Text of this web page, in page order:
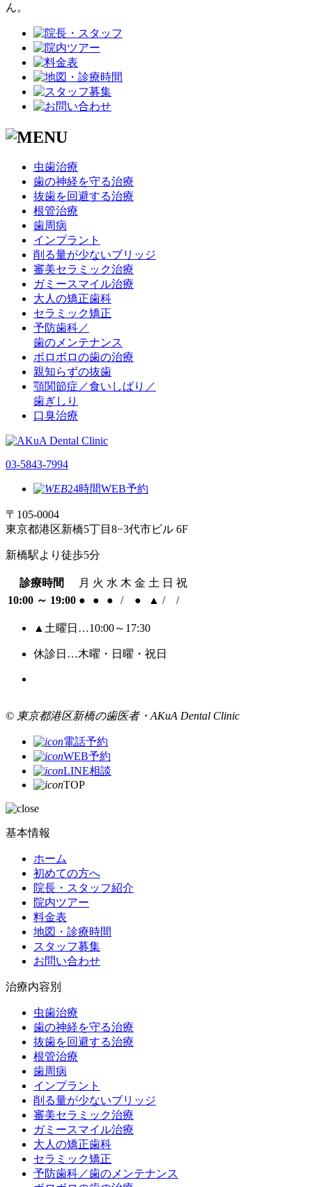
ん。
虫歯治療
歯の神経を守る治療
抜歯を回避する治療
根管治療
歯周病
インプラント
削る量が少ないブリッジ
審美セラミック治療
ガミースマイル治療
大人の矯正歯科
セラミック矯正
予防歯科／
歯のメンテナンス
ボロボロの歯の治療
親知らずの抜歯
顎関節症／食いしばり／
歯ぎしり
口臭治療
03-5843-7994
24時間WEB予約
〒105-0004
東京都港区新橋5丁目8−3代市ビル 6F
新橋駅より徒歩5分
診療時間 月 火 水 木 金 土 日 祝
10:00 ～ 19:00 ● ● ● / ● ▲ / /
▲土曜日…10:00～17:30
休診日…木曜・日曜・祝日
© 東京都港区新橋の歯医者・AKuA Dental Clinic
電話予約
WEB予約
LINE相談
TOP
基本情報
ホーム
初めての方へ
院長・スタッフ紹介
院内ツアー
料金表
地図・診療時間
スタッフ募集
お問い合わせ
治療内容別
虫歯治療
歯の神経を守る治療
抜歯を回避する治療
根管治療
歯周病
インプラント
削る量が少ないブリッジ
審美セラミック治療
ガミースマイル治療
大人の矯正歯科
セラミック矯正
予防歯科／歯のメンテナンス